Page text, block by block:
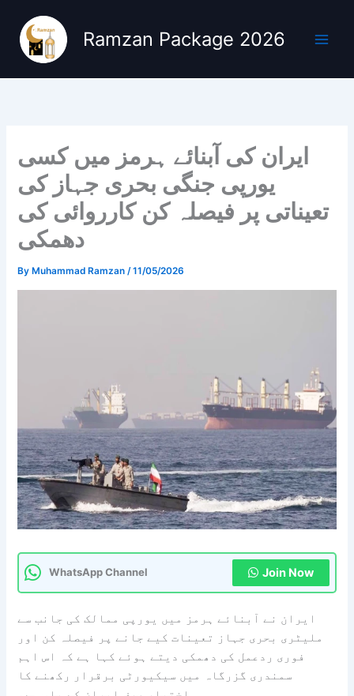
content
Ramzan Package 2026
ایران کی آبنائے ہرمز میں کسی
یورپی جنگی بحری جہاز کی
تعیناتی پر فیصلہ کن کارروائی کی
دھمکی
By Muhammad Ramzan/11/05/2026
WhatsApp Channel Join Now
ایران نے آبنائے ہرمز میں یورپی ممالک کی جانب سے
ملیٹری بحری جہاز تعینات کیے جانے پر فیصلہ کن اور
فوری ردعمل کی دھمکی دیتے ہوئے کہا ہے کہ اس اہم
سمندری گزرگاہ میں سیکیورٹی برقرار رکھنے کا